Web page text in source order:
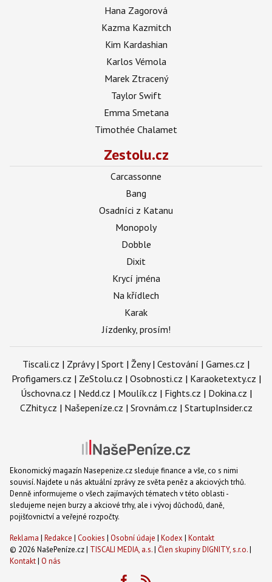
Hana Zagorová
Kazma Kazmitch
Kim Kardashian
Karlos Vémola
Marek Ztracený
Taylor Swift
Emma Smetana
Timothée Chalamet
Zestolu.cz
Carcassonne
Bang
Osadníci z Katanu
Monopoly
Dobble
Dixit
Krycí jména
Na křídlech
Karak
Jízdenky, prosím!
Tiscali.cz | Zprávy| Sport | Ženy| Cestování | Games.cz |
Profigamers.cz | ZeStolu.cz | Osobnosti.cz | Karaoketexty.cz |
Úschovna.cz | Nedd.cz | Moulík.cz | Fights.cz | Dokina.cz |
CZhity.cz | Našepeníze.cz | Srovnám.cz | StartupInsider.cz
Ekonomický magazín Nasepenize.cz sleduje finance a vše, co s nimi
souvisí. Najdete u nás aktuální zprávy ze světa peněz a akciových trhů.
Denně informujeme o všech zajímavých tématech v této oblasti -
sledujeme nejen burzy a akciové trhy, ale i vývoj důchodů, daně,
pojišťovnictví a veřejné rozpočty.
Reklama | Redakce | Cookies | Osobní údaje | Kodex | Kontakt
© 2026 NašePeníze.cz | TISCALI MEDIA, a.s.| Člen skupiny DIGNITY, s.r.o.|
Kontakt| O nás